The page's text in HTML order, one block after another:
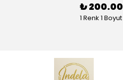
₺ 200.00
1 Renk 1 Boyut